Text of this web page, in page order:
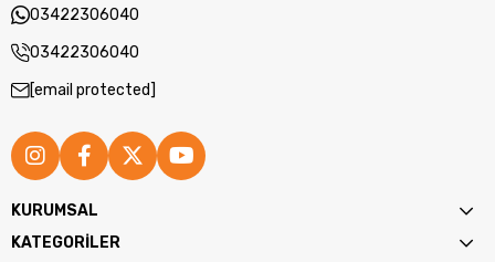
03422306040
03422306040
[email protected]
KURUMSAL
KATEGORİLER